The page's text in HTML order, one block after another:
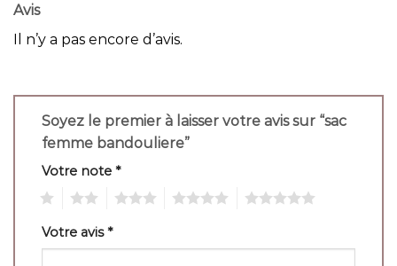
Avis
Il n’y a pas encore d’avis.
Soyez le premier à laisser votre avis sur “sac
femme bandouliere”
Votre note *
Votre avis*